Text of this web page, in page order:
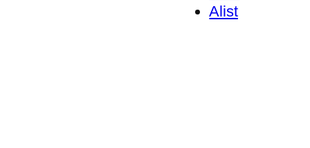
Alist